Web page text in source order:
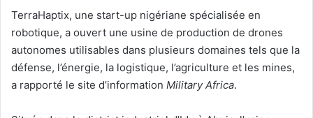
TerraHaptix, une start-up nigériane spécialisée en
robotique, a ouvert une usine de production de drones
autonomes utilisables dans plusieurs domaines tels que la
défense, l’énergie, la logistique, l’agriculture et les mines,
a rapporté le site d’information Military Africa.